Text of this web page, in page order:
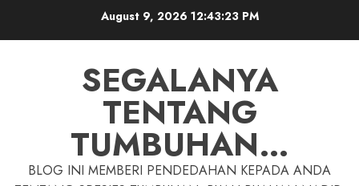
August 9, 2026 12:43:24 PM
SEGALANYA
TENTANG
TUMBUHAN…
BLOG INI MEMBERI PENDEDAHAN KEPADA ANDA